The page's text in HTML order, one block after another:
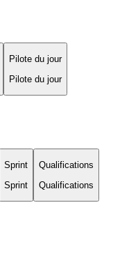
Pilote du jour
Pilote du jour
Sprint
Sprint
Qualifications
Qualifications